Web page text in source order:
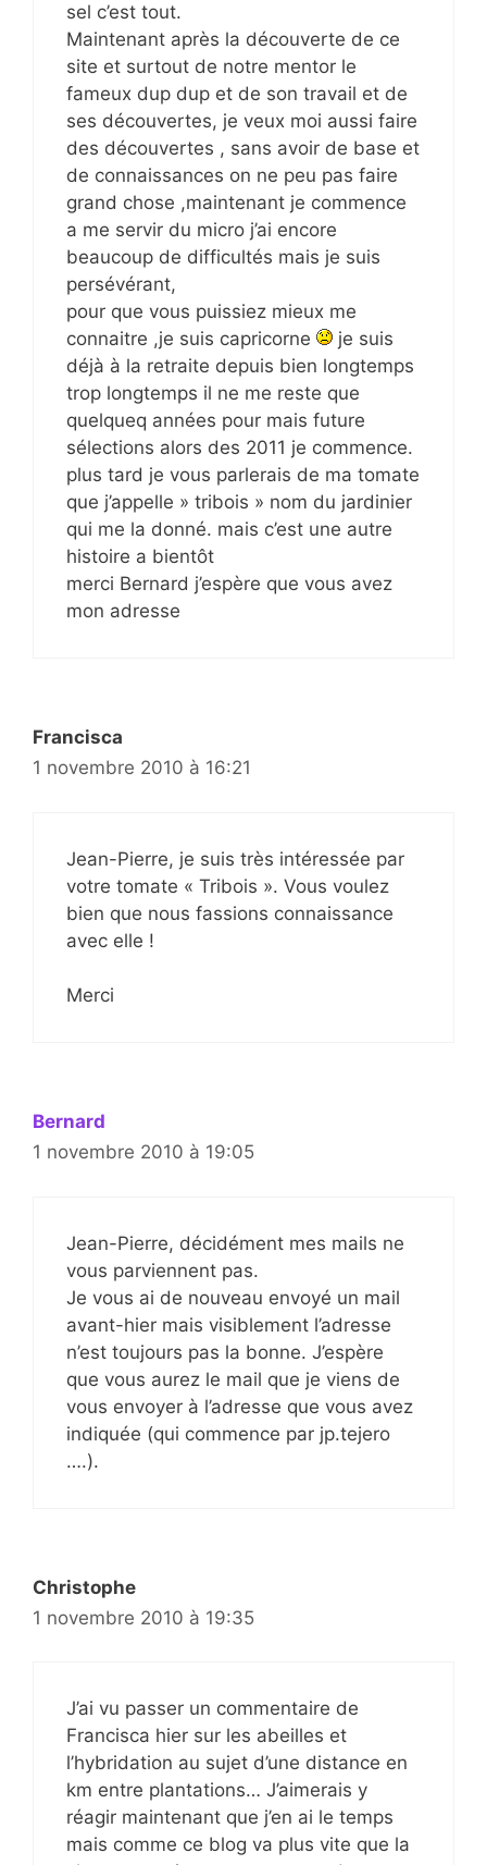
sel c’est tout.
Maintenant après la découverte de ce
site et surtout de notre mentor le
fameux dup dup et de son travail et de
ses découvertes, je veux moi aussi faire
des découvertes , sans avoir de base et
de connaissances on ne peu pas faire
grand chose ,maintenant je commence
a me servir du micro j’ai encore
beaucoup de difficultés mais je suis
persévérant,
pour que vous puissiez mieux me
connaitre ,je suis capricorne
je suis
déjà à la retraite depuis bien longtemps
trop longtemps il ne me reste que
quelqueq années pour mais future
sélections alors des 2011 je commence.
plus tard je vous parlerais de ma tomate
que j’appelle » tribois » nom du jardinier
qui me la donné. mais c’est une autre
histoire a bientôt
merci Bernard j’espère que vous avez
mon adresse
Francisca
1 novembre 2010 à 16:21
Jean-Pierre, je suis très intéressée par
votre tomate « Tribois ». Vous voulez
bien que nous fassions connaissance
avec elle !
Merci
Bernard
1 novembre 2010 à 19:05
Jean-Pierre, décidément mes mails ne
vous parviennent pas.
Je vous ai de nouveau envoyé un mail
avant-hier mais visiblement l’adresse
n’est toujours pas la bonne. J’espère
que vous aurez le mail que je viens de
vous envoyer à l’adresse que vous avez
indiquée (qui commence par jp.tejero
….).
Christophe
1 novembre 2010 à 19:35
J’ai vu passer un commentaire de
Francisca hier sur les abeilles et
l’hybridation au sujet d’une distance en
km entre plantations… J’aimerais y
réagir maintenant que j’en ai le temps
mais comme ce blog va plus vite que la